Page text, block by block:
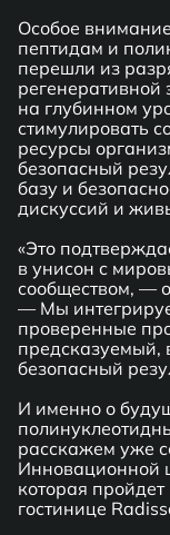
Особое
пептидам и
перешли из
регенеративной
на глубинном
стимулировать
ресурсы
безопасный
базу и
дискуссий и
«Это
в унисон с
сообществом, —
— Мы
проверенные
предсказуемый,
безопасный
И именно о
расскажем уже
Инновационной
которая
гостинице